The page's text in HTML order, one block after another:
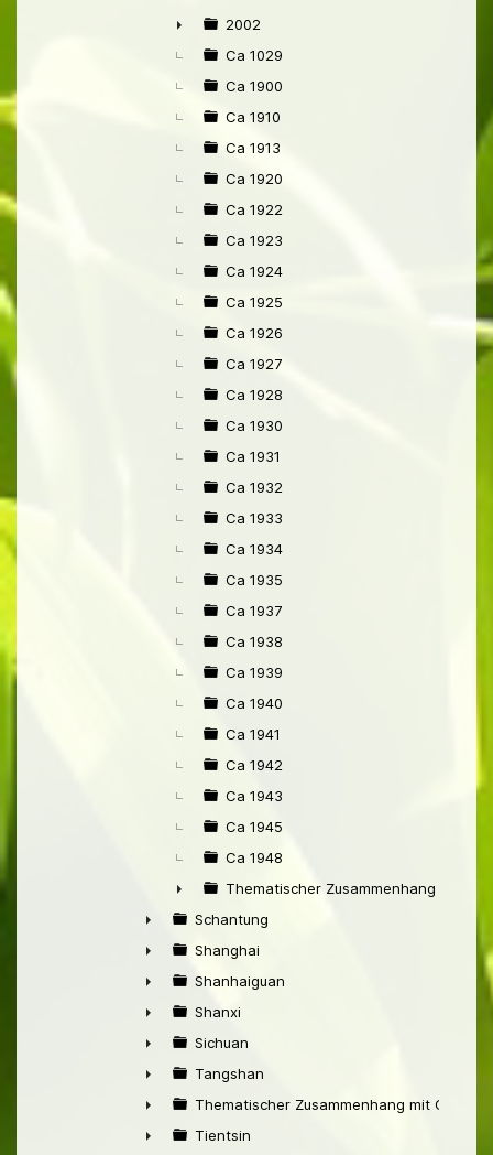
►
►
2002
Ca 1029
Ca 1900
Ca 1910
Ca 1913
Ca 1920
Ca 1922
Ca 1923
Ca 1924
Ca 1925
Ca 1926
Ca 1927
Ca 1928
Ca 1930
Ca 1931
Ca 1932
Ca 1933
Ca 1934
Ca 1935
Ca 1937
Ca 1938
Ca 1939
Ca 1940
Ca 1941
Ca 1942
Ca 1943
Ca 1945
Ca 1948
►
Thematischer Zusammenhang mit
►
Schantung
►
Shanghai
►
Shanhaiguan
►
Shanxi
►
Sichuan
►
Tangshan
►
Thematischer Zusammenhang mit China
Tientsin